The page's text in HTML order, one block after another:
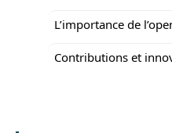
L’importance de
Contributions et